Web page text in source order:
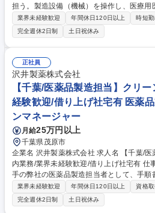
担う。製造設備（機械）を操作し、医療
ル剤）を製造する。 《医薬品製造の流れ
の秤量、造粒作業 ・原料及び造粒粉末の混合作業(粉.末を均一に混ぜ合わ
せる)・整形～コーティング工程（薬が完
剤はないか、割れていないかをチェック
なります。 ※各製造工程において、教育
程は機械で自動的に行います。 ※生産状況
間になる場合があります。 募集職種 【山形】固形製剤 製造オペレーター/
日本のジェネリック業界を牽引/未経験歓迎
業界未経験歓迎 年間休日120日以上 時短勤
完全週休2日制
土日祝休み
正社員
沢井製薬株式会社
【千葉/医薬品製造担当】クリ
経験歓迎/借り上げ社宅有 医薬
ンマネージャー
月給25万円以上
千葉県茂原市
企業名 沢井製薬株式会社 求人名 【千葉/医薬品製造担当】クリーンルーム
内業務/業界未経験歓迎/借り上げ社宅有 仕事の内容 ジェネリック業界最大
手の弊社の医薬品製造担当者として、手
包装にかかわる機械操作をお願いします。
り、衛生的な環境でお仕事していただけます。 【入社後について】
は約半年にわたり研修を実施します。入社
業界未経験歓迎 年間休日120日以上 資格
完全週休2日制
土日祝休み